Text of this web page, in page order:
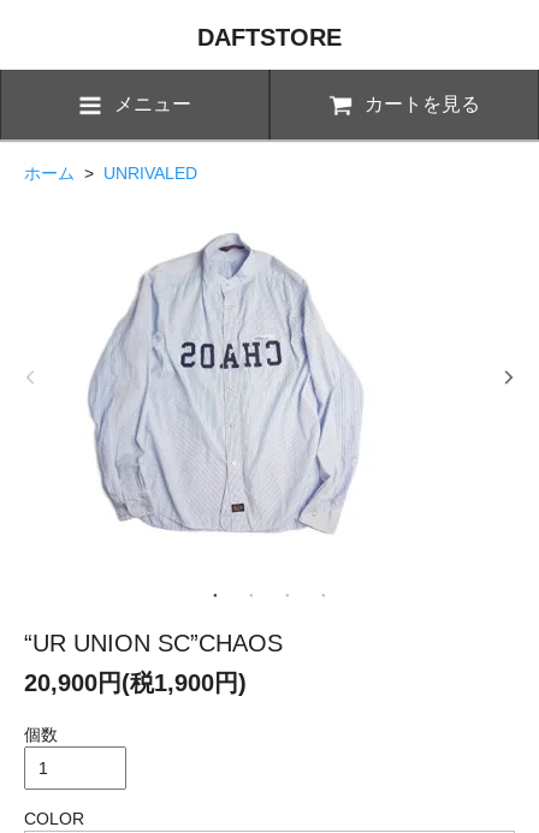
DAFTSTORE
メニュー カートを見る
ホーム > UNRIVALED
“UR UNION SC”CHAOS
20,900円(税1,900円)
個数
COLOR